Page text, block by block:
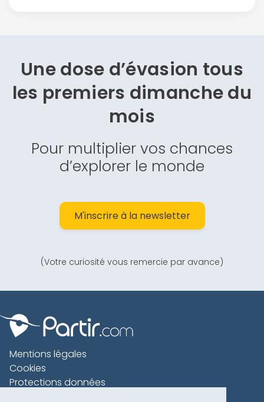
Une dose d’évasion tous
les premiers dimanche du
mois
Pour multiplier vos chances
d’explorer le monde
M'inscrire à la newsletter
(Votre curiosité vous remercie par avance)
Mentions légales
Cookies
Protections données